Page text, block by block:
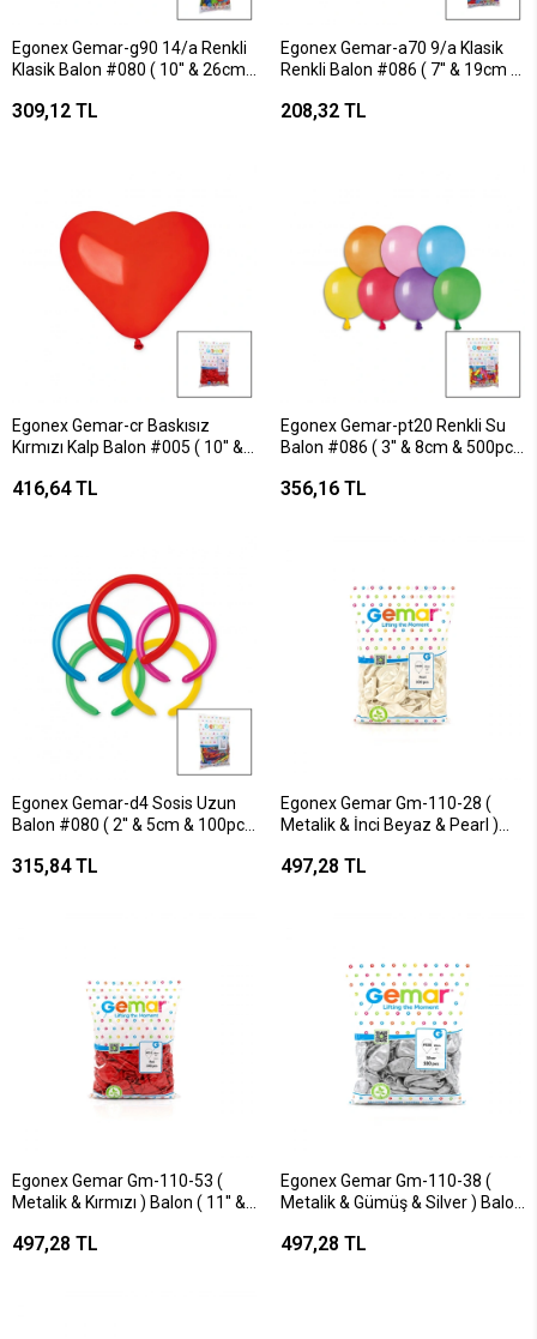
Egonex Gemar-g90 14/a Renkli
Klasik Balon #080 ( 10'' & 26cm
309,12 TL
Egonex Gemar-a70 9/a Klasik
Renkli Balon #086 ( 7'' & 19cm &
208,32 TL
Egonex Gemar-cr Baskısız
Kırmızı Kalp Balon #005 ( 10'' &
416,64 TL
Egonex Gemar-pt20 Renkli Su
Balon #086 ( 3'' & 8cm & 500pcs
356,16 TL
Egonex Gemar-d4 Sosis Uzun
Balon #080 ( 2'' & 5cm & 100pcs
315,84 TL
Egonex Gemar Gm-110-28 (
Metalik & İnci Beyaz & Pearl )
)*1x50
497,28 TL
Egonex Gemar Gm-110-53 (
Metalik & Kırmızı ) Balon ( 11'' &
497,28 TL
Egonex Gemar Gm-110-38 (
Metalik & Gümüş & Silver ) Balon
497,28 TL